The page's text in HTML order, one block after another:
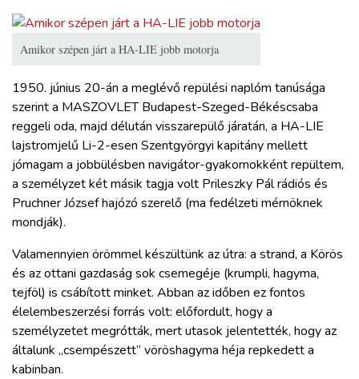
Amikor szépen járt a HA-LIE jobb motorja
1950. június 20-án a meglévő repülési naplóm tanúsága
szerint a MASZOVLET Budapest-Szeged-Békéscsaba
reggeli oda, majd délután visszarepülő járatán, a HA-LIE
lajstromjelű Li-2-esen Szentgyörgyi kapitány mellett
jómagam a jobbülésben navigátor-gyakornokként repültem,
a személyzet két másik tagja volt Prileszky Pál rádiós és
Pruchner József hajózó szerelő (ma fedélzeti mérnöknek
mondják).
Valamennyien örömmel készültünk az útra: a strand, a Körös
és az ottani gazdaság sok csemegéje (krumpli, hagyma,
tejföl) is csábított minket. Abban az időben ez fontos
élelembeszerzési forrás volt: előfordult, hogy a
személyzetet megrótták, mert utasok jelentették, hogy az
általunk „csempészett” vöröshagyma héja repkedett a
kabinban.